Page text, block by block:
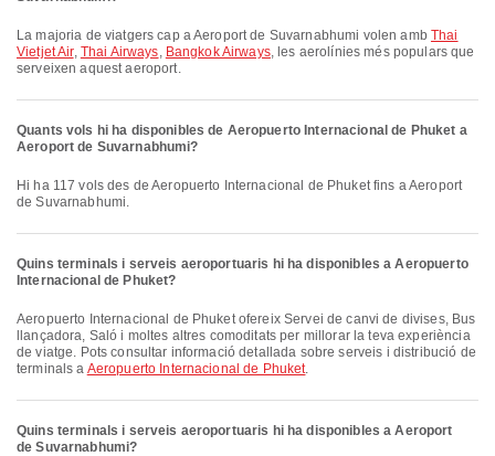
La majoria de viatgers cap a Aeroport de Suvarnabhumi volen amb Thai
Vietjet Air, Thai Airways, Bangkok Airways, les aerolínies més populars que
serveixen aquest aeroport.
Quants vols hi ha disponibles de Aeropuerto Internacional de Phuket a
Aeroport de Suvarnabhumi?
Hi ha 117 vols des de Aeropuerto Internacional de Phuket fins a Aeroport
de Suvarnabhumi.
Quins terminals i serveis aeroportuaris hi ha disponibles a Aeropuerto
Internacional de Phuket?
Aeropuerto Internacional de Phuket ofereix Servei de canvi de divises, Bus
llançadora, Saló i moltes altres comoditats per millorar la teva experiència
de viatge. Pots consultar informació detallada sobre serveis i distribució de
terminals a Aeropuerto Internacional de Phuket.
Quins terminals i serveis aeroportuaris hi ha disponibles a Aeroport
de Suvarnabhumi?